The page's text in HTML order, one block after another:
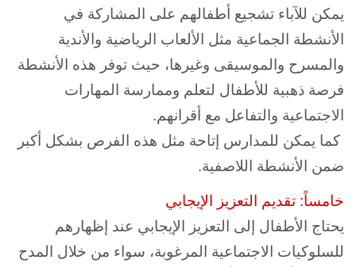
يمكن للآباء تشجيع أطفالهم على المشاركة في
الأنشطة الجماعية مثل الألعاب الرياضية والأندية
والمسرح والموسيقى وغيرها، حيث توفر هذه الأنشطة
فرصة ذهبية للأطفال لتعلم وممارسة المهارات
الاجتماعية والتفاعل مع أقرانهم.
كما يمكن للمدارس إتاحة مثل هذه الفرص بشكل أكبر
ضمن الأنشطة اللاصفية.
خامساً: تقديم التعزيز الإيجابي
يحتاج الأطفال إلى التعزيز الإيجابي عند إظهارهم
للسلوكيات الاجتماعية المرغوبة، سواء من خلال المدح